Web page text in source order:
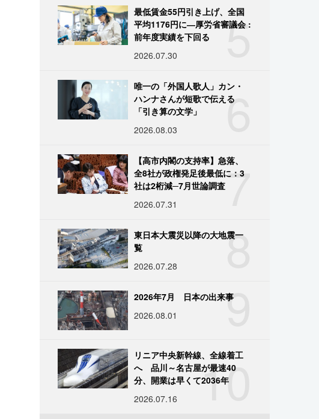
5
最低賃金55円引き上げ、全国
平均1176円に―厚労省審議会 :
前年度実績を下回る
2026.07.30
6
唯一の「外国人歌人」カン・
ハンナさんが短歌で伝える
「引き算の文学」
2026.08.03
7
【高市内閣の支持率】急落、
全8社が政権発足後最低に：3
社は2桁減─7月世論調査
2026.07.31
8
東日本大震災以降の大地震一
覧
2026.07.28
9
2026年7月 日本の出来事
2026.08.01
10
リニア中央新幹線、全線着工
へ 品川～名古屋が最速40
分、開業は早くて2036年
2026.07.16